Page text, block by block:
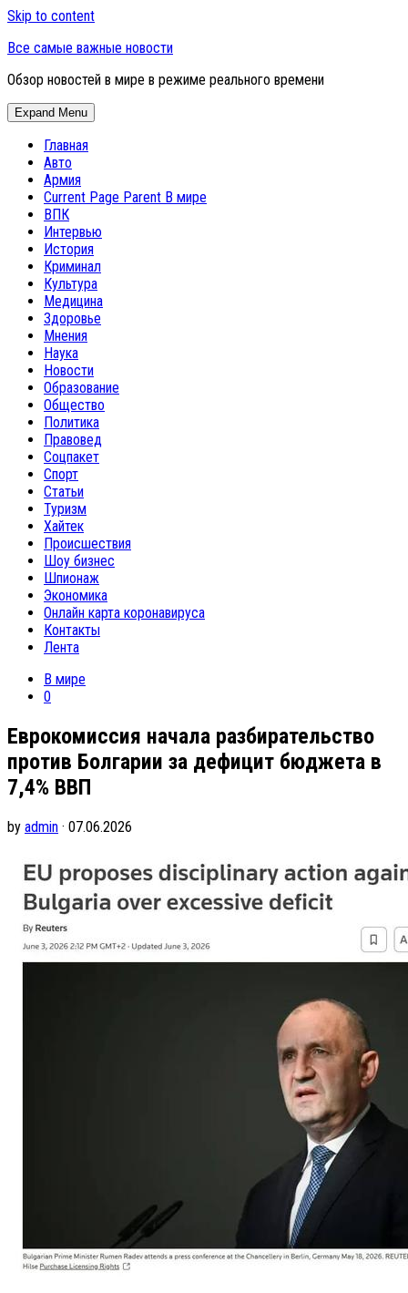
Skip to content
Все самые важные новости
Обзор новостей в мире в режиме реального времени
Expand Menu
Главная
Авто
Армия
Current Page Parent В мире
ВПК
Интервью
История
Криминал
Культура
Медицина
Здоровье
Мнения
Наука
Новости
Образование
Общество
Политика
Правовед
Соцпакет
Спорт
Статьи
Туризм
Хайтек
Происшествия
Шоу бизнес
Шпионаж
Экономика
Онлайн карта коронавируса
Контакты
Лента
В мире
0
Еврокомиссия начала разбирательство
против Болгарии за дефицит бюджета в
7,4% ВВП
by admin · 07.06.2026